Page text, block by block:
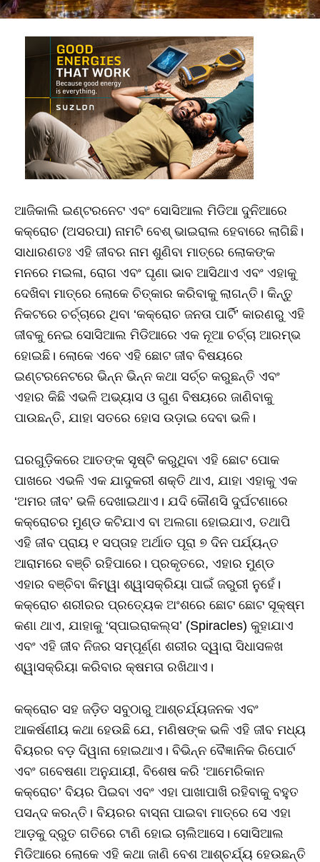
ଆଜିକାଲି ଇଣ୍ଟରନେଟ ଏବଂ ସୋସିଆଲ ମିଡିଆ ଦୁନିଆରେ
କକ୍ରୋଚ (ଅସରପା) ନାମଟି ବେଶ୍‌ ଭାଇରାଲ ହେବାରେ ଲାଗିଛି।
ସାଧାରଣତଃ ଏହି ଜୀବର ନାମ ଶୁଣିବା ମାତ୍ରେ ଲୋକଙ୍କ
ମନରେ ମଇଳା, ରୋଗ ଏବଂ ଘୃଣା ଭାବ ଆସିଥାଏ ଏବଂ ଏହାକୁ
ଦେଖିବା ମାତ୍ରେ ଲୋକେ ଚିତ୍କାର କରିବାକୁ ଲାଗନ୍ତି। କିନ୍ତୁ
ନିକଟରେ ଚର୍ଚ୍ଚାରେ ଥିବା ‘କକ୍ରୋଚ ଜନତା ପାର୍ଟି’ କାରଣରୁ ଏହି
ଜୀବକୁ ନେଇ ସୋସିଆଲ ମିଡିଆରେ ଏକ ନୂଆ ଚର୍ଚ୍ଚା ଆରମ୍ଭ
ହୋଇଛି। ଲୋକେ ଏବେ ଏହି ଛୋଟ ଜୀବ ବିଷୟରେ
ଇଣ୍ଟରନେଟରେ ଭିନ୍ନ ଭିନ୍ନ କଥା ସର୍ଚ୍ଚ କରୁଛନ୍ତି ଏବଂ
ଏହାର କିଛି ଏଭଳି ଅଭ୍ୟାସ ଓ ଗୁଣ ବିଷୟରେ ଜାଣିବାକୁ
ପାଉଛନ୍ତି, ଯାହା ସତରେ ହୋସ ଉଡ଼ାଇ ଦେବା ଭଳି।
ଘରଗୁଡ଼ିକରେ ଆତଙ୍କ ସୃଷ୍ଟି କରୁଥିବା ଏହି ଛୋଟ ପୋକ
ପାଖରେ ଏଭଳି ଏକ ଯାଦୁକରୀ ଶକ୍ତି ଥାଏ, ଯାହା ଏହାକୁ ଏକ
‘ଅମର ଜୀବ’ ଭଳି ଦେଖାଇଥାଏ। ଯଦି କୌଣସି ଦୁର୍ଘଟଣାରେ
କକ୍ରୋଚର ମୁଣ୍ଡ କଟିଯାଏ ବା ଅଲଗା ହୋଇଯାଏ, ତଥାପି
ଏହି ଜୀବ ପ୍ରାୟ ୧ ସପ୍ତାହ ଅର୍ଥାତ ପୂରା ୭ ଦିନ ପର୍ଯ୍ୟନ୍ତ
ଆରାମରେ ବଞ୍ଚି ରହିପାରେ। ପ୍ରକୃତରେ, ଏହାର ମୁଣ୍ଡ
ଏହାର ବଞ୍ଚିବା କିମ୍ୱା ଶ୍ୱାସକ୍ରିୟା ପାଇଁ ଜରୁରୀ ନୁହେଁ।
କକ୍ରୋଚ ଶରୀରର ପ୍ରତ୍ୟେକ ଅଂଶରେ ଛୋଟ ଛୋଟ ସୂକ୍ଷ୍ମ
କଣା ଥାଏ, ଯାହାକୁ ‘ସ୍ପାଇରାକଲ୍ସ’ (Spiracles) କୁହାଯାଏ
ଏବଂ ଏହି ଜୀବ ନିଜର ସମ୍ପୂର୍ଣ୍ଣ ଶରୀର ଦ୍ୱାରା ସିଧାସଳଖ
ଶ୍ୱାସକ୍ରିୟା କରିବାର କ୍ଷମତା ରଖିଥାଏ।
କକ୍ରୋଚ ସହ ଜଡ଼ିତ ସବୁଠାରୁ ଆଶ୍ଚର୍ଯ୍ୟଜନକ ଏବଂ
ଆକର୍ଷଣୀୟ କଥା ହେଉଛି ଯେ, ମଣିଷଙ୍କ ଭଳି ଏହି ଜୀବ ମଧ୍ୟ
ବିୟରର ବଡ଼ ଦିୱାନା ହୋଇଥାଏ। ବିଭିନ୍ନ ବୈଜ୍ଞାନିକ ରିପୋର୍ଟ
ଏବଂ ଗବେଷଣା ଅନୁଯାୟୀ, ବିଶେଷ କରି ‘ଆମେରିକାନ
କକ୍ରୋଚ’ ବିୟର ପିଇବା ଏବଂ ଏହା ପାଖାପାଖି ରହିବାକୁ ବହୁତ
ପସନ୍ଦ କରନ୍ତି। ବିୟରର ବାସ୍ନା ପାଇବା ମାତ୍ରେ ସେ ଏହା
ଆଡ଼କୁ ଦ୍ରୁତ ଗତିରେ ଟାଣି ହୋଇ ଚାଲିଆସେ। ସୋସିଆଲ
ମିଡିଆରେ ଲୋକେ ଏହି କଥା ଜାଣି ବେଶ ଆଶ୍ଚର୍ଯ୍ୟ ହେଉଛନ୍ତି